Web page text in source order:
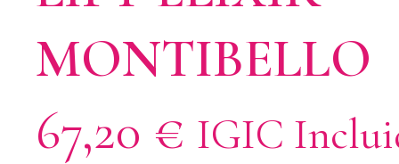
MONTIBELLO
67,20 € IGIC